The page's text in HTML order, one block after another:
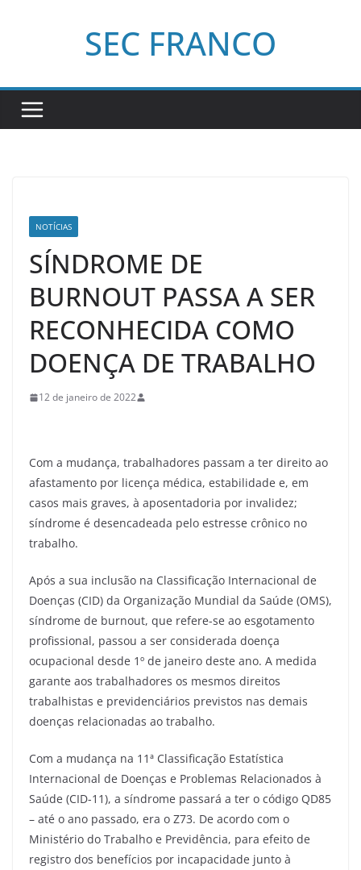
SEC FRANCO
NOTÍCIAS
SÍNDROME DE
BURNOUT PASSA A SER
RECONHECIDA COMO
DOENÇA DE TRABALHO
12 de janeiro de 2022
Com a mudança, trabalhadores passam a ter direito ao
afastamento por licença médica, estabilidade e, em
casos mais graves, à aposentadoria por invalidez;
síndrome é desencadeada pelo estresse crônico no
trabalho.
Após a sua inclusão na Classificação Internacional de
Doenças (CID) da Organização Mundial da Saúde (OMS),
síndrome de burnout, que refere-se ao esgotamento
profissional, passou a ser considerada doença
ocupacional desde 1º de janeiro deste ano. A medida
garante aos trabalhadores os mesmos direitos
trabalhistas e previdenciários previstos nas demais
doenças relacionadas ao trabalho.
Com a mudança na 11ª Classificação Estatística
Internacional de Doenças e Problemas Relacionados à
Saúde (CID-11), a síndrome passará a ter o código QD85
– até o ano passado, era o Z73. De acordo com o
Ministério do Trabalho e Previdência, para efeito de
registro dos benefícios por incapacidade junto à